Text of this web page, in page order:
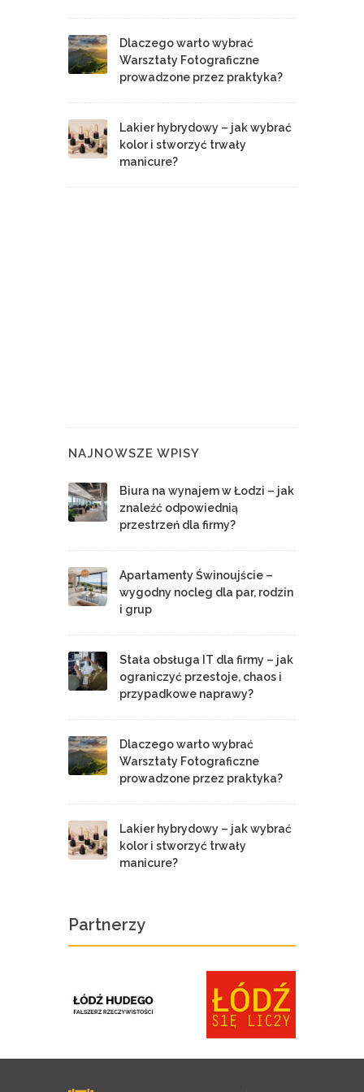
Dlaczego warto wybrać
Warsztaty Fotograficzne
prowadzone przez praktyka?
Lakier hybrydowy – jak wybrać
kolor i stworzyć trwały
manicure?
NAJNOWSZE WPISY
Biura na wynajem w Łodzi – jak
znaleźć odpowiednią
przestrzeń dla firmy?
Apartamenty Świnoujście –
wygodny nocleg dla par, rodzin
i grup
Stała obsługa IT dla firmy – jak
ograniczyć przestoje, chaos i
przypadkowe naprawy?
Dlaczego warto wybrać
Warsztaty Fotograficzne
prowadzone przez praktyka?
Lakier hybrydowy – jak wybrać
kolor i stworzyć trwały
manicure?
Partnerzy